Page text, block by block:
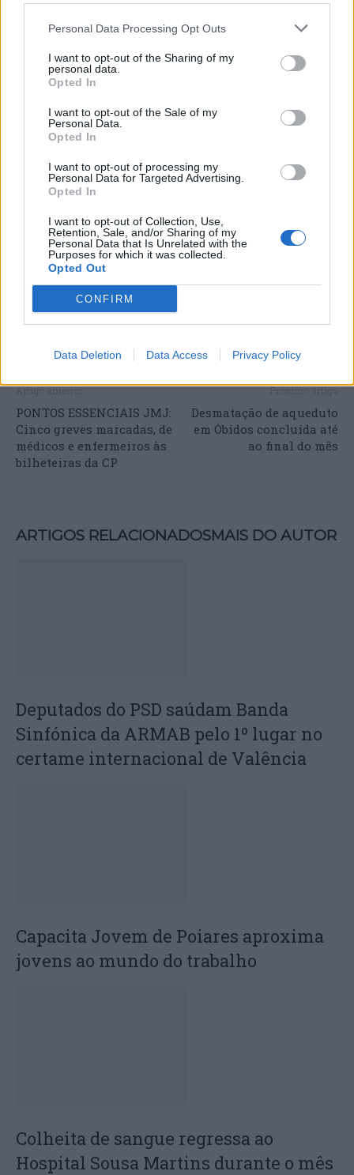
Personal Data Processing Opt Outs
I want to opt-out of the Sharing of my
personal data.
Opted In
I want to opt-out of the Sale of my
Personal Data.
Opted In
I want to opt-out of processing my
Personal Data for Targeted Advertising.
Opted In
I want to opt-out of Collection, Use,
Retention, Sale, and/or Sharing of my
Personal Data that Is Unrelated with the
Purposes for which it was collected.
Opted Out
CONFIRM
Data Deletion Data Access Privacy Policy
as suas próprias leis”, lamenta este belga, agora
com 60 anos.
O The Kingdom of Pineal é, designada pelos
próprios elementos, “como uma entidade física e
espiritual constituída por seres humanos que
escolhem habitar e/ou coexistir nesta Terra num
estado soberano de ser baseado em Princípios
Espirituais, Leis Espirituais e Naturais Universais”
e pretendem que os documentos imitidos pelo
“Reino” sejam reconhecidos.
Artigo anterior
PONTOS ESSENCIAIS JMJ:
Cinco greves marcadas, de
médicos e enfermeiros às
bilheteiras da CP
Próximo artigo
Desmatação de aqueduto
em Óbidos concluída até
ao final do mês
ARTIGOS RELACIONADOSMAIS DO AUTOR
Deputados do PSD saúdam Banda
Sinfónica da ARMAB pelo 1º lugar no
certame internacional de Valência
Capacita Jovem de Poiares aproxima
jovens ao mundo do trabalho
Colheita de sangue regressa ao
Hospital Sousa Martins durante o mês